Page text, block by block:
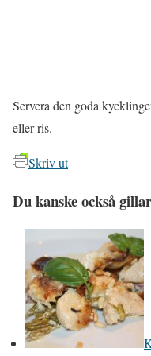
Servera den goda
eller ris.
Skriv ut
Du kanske också gillar